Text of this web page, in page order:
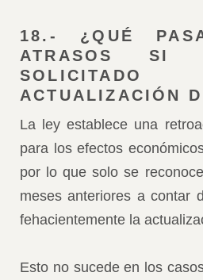
18.- ¿QUÉ
ATRASOS SI
ACTUALIZACIÓN
La ley establece una
para los efectos
por lo que solo se
meses anteriores a contar
fehacientemente la
Esto no sucede en los